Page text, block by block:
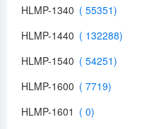
HLMP-1340
HLMP-1440
HLMP-1540
HLMP-1600
HLMP-1601